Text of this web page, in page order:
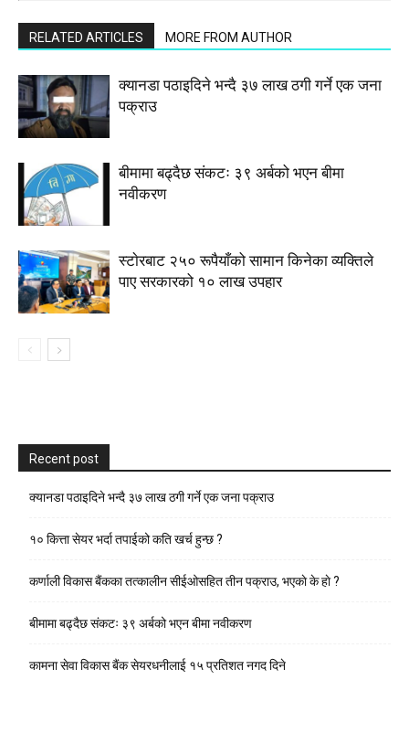
RELATED ARTICLES MORE FROM AUTHOR
क्यानडा पठाइदिने भन्दै ३७ लाख ठगी गर्ने एक जना
पक्राउ
बीमामा बढ्दैछ संकटः ३९ अर्बको भएन बीमा
नवीकरण
स्टाेरबाट २५० रूपैयाँको सामान किनेका व्यक्तिले
पाए सरकारको १० लाख उपहार
Recent post
क्यानडा पठाइदिने भन्दै ३७ लाख ठगी गर्ने एक जना पक्राउ
१० कित्ता सेयर भर्दा तपाईको कति खर्च हुन्छ ?
कर्णाली विकास बैंकका तत्कालीन सीईओसहित तीन पक्राउ, भएकाे के हाे ?
बीमामा बढ्दैछ संकटः ३९ अर्बको भएन बीमा नवीकरण
कामना सेवा विकास बैंक सेयरधनीलाई १५ प्रतिशत नगद दिने